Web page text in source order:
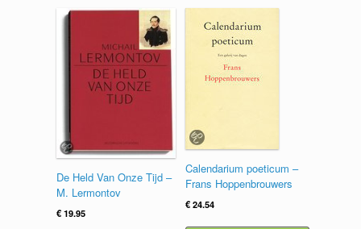
De Held Van Onze Tijd –
M. Lermontov
€19.95
Calendarium poeticum –
Frans Hoppenbrouwers
€24.54